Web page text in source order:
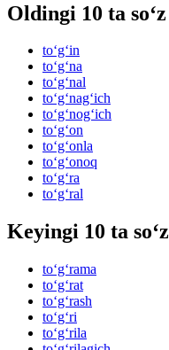
Oldingi 10 ta so‘z
to‘g‘in
to‘g‘na
to‘g‘nal
to‘g‘nag‘ich
to‘g‘nog‘ich
to‘g‘on
to‘g‘onla
to‘g‘onoq
to‘g‘ra
to‘g‘ral
Keyingi 10 ta so‘z
to‘g‘rama
to‘g‘rat
to‘g‘rash
to‘g‘ri
to‘g‘rila